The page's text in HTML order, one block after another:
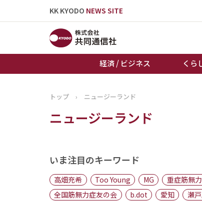
KK KYODO NEWS SITE
経済 / ビジネス くら
トップページ
お知らせ
トップ › ニュージーランド
ニュージーランド
いま注目のキーワード
高畑充希 Too Young MG 重症筋無
全国筋無力症友の会
b.dot 愛知 瀬